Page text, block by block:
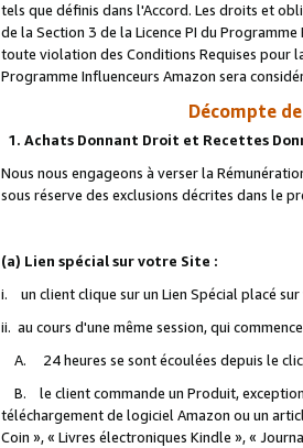
tels que définis dans l'Accord. Les droits et
de la Section 3 de la Licence PI du
toute violation des Conditions Requises pour
Programme Influenceurs Amazon sera
Décompte
1. Achats Donnant Droit et Recettes
Nous nous engageons à verser la
sous réserve des exclusions décrites dans le
(a) Lien spécial sur votre Site :
i. un client clique sur un Lien Spécial placé
ii. au cours d'une même session, qui
A. 24 heures se sont écoulées depuis le
B. le client commande un Produit,
téléchargement de logiciel Amazon ou un
Coin », « Livres électroniques Kindle », «